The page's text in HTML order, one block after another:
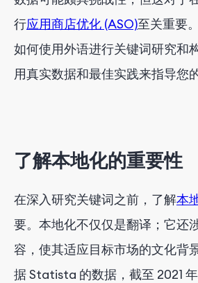
使用本地关键词进行优化
定期更新和测试元数据
结论
行应用商店优化 (ASO)至关重要
如何使用外语进行关键词研究和
用真实数据和最佳实践来指导您
了解本地化的重要性
在深入研究关键词之前，了解本
要。本地化不仅仅是翻译；它还
容，使其适应目标市场的文化背
据 Statista 的数据，截至 2021